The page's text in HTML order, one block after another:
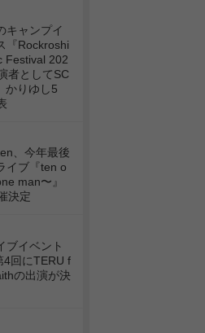
キャンプイ
『Rockroshi
Festival 202
者としてSC
かりゆし5
、今年最後
イブ『ten o
man〜』
決定
ブイベント
4回にTERU f
の出演が決